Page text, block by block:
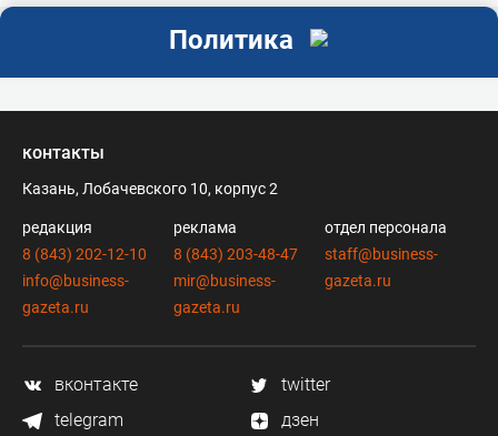
Политика
контакты
Казань, Лобачевского 10, корпус 2
редакция
8 (843) 202-12-10
info@business-
gazeta.ru
реклама
8 (843) 203-48-47
mir@business-
gazeta.ru
отдел персонала
staff@business-
gazeta.ru
вконтакте
twitter
telegram
дзен